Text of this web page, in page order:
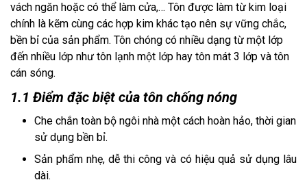
vách ngăn hoặc có thể làm cửa,… Tôn được làm từ kim loại
chính là kẽm cùng các hợp kim khác tạo nên sự vững chắc,
bền bỉ của sản phẩm. Tôn chóng có nhiều dạng từ một lớp
đến nhiều lớp như tôn lạnh một lớp hay tôn mát 3 lớp và tôn
cán sóng.
1.1 Điểm đặc biệt của tôn chống nóng
Che chắn toàn bộ ngôi nhà một cách hoàn hảo, thời gian
sử dụng bền bỉ.
Sản phẩm nhẹ, dễ thi công và có hiệu quả sử dụng lâu
dài.